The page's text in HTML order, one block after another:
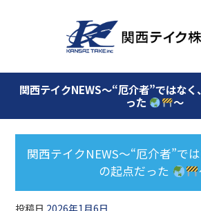
関西テイクNEWS～“厄介者”ではな
った
～
関西テイクNEWS～“厄介者”で
の起点だった